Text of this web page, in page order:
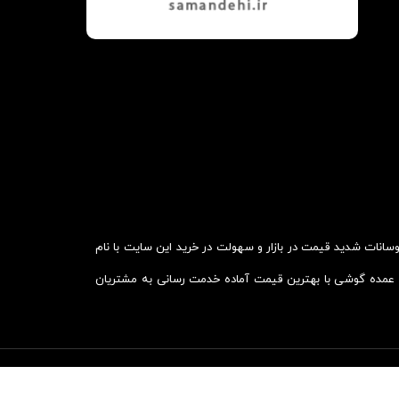
به نوسانات شدید قیمت در بازار و سهولت در خرید این سایت با نام
عمده گوشی با بهترین قیمت آماده خدمت رسانی به مشتریان